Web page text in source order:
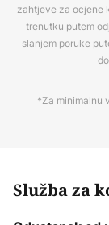
zahtjeve za ocjene
trenutku putem
slanjem poruke
*Za minimalnu
Služba za